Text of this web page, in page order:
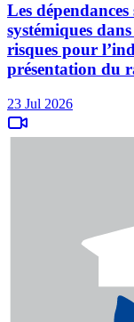
Les
systémiques
risques pour
présentation du
23 Jul 2026